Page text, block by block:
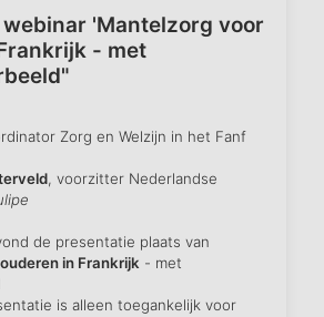
'Mantelzorg voor
- met
Zorg en Welzijn in het Fanf
, voorzitter Nederlandse
de presentatie plaats van
in Frankrijk - met
is alleen toegankelijk voor